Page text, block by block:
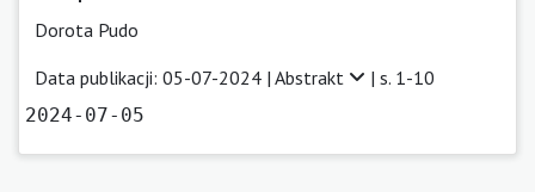
Dorota Pudo
Data publikacji: 05-07-2024 | Abstrakt | s. 1-10
2024-07-05